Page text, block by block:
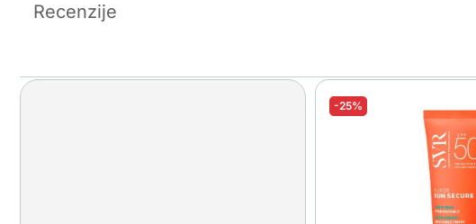
Recenzije
-25%